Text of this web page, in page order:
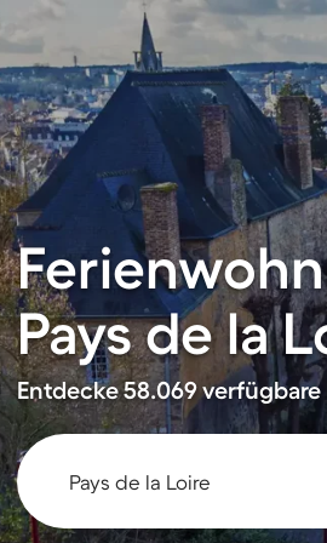
Pays de la
Entdecke 58.069